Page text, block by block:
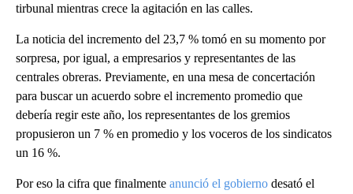
tirbunal mientras crece la agitación en las calles.
La noticia del incremento del 23,7 % tomó en su momento por
sorpresa, por igual, a empresarios y representantes de las
centrales obreras. Previamente, en una mesa de concertación
para buscar un acuerdo sobre el incremento promedio que
debería regir este año, los representantes de los gremios
propusieron un 7 % en promedio y los voceros de los sindicatos
un 16 %.
Por eso la cifra que finalmente anunció el gobierno desató el